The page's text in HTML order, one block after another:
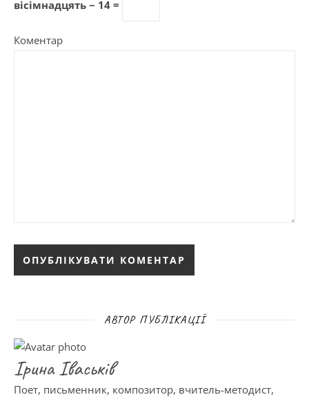
вісімнадцять − 14 =
Коментар
АВТОР ПУБЛІКАЦІЇ
Ірина Іваськів
Поет, письменник, композитор, вчитель-методист,